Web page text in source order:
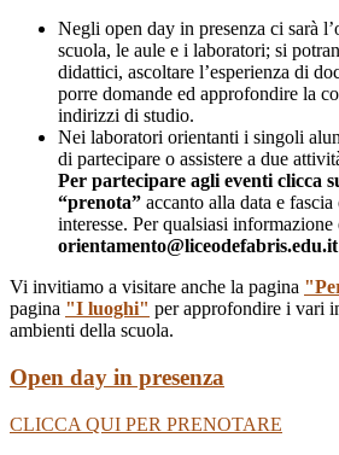
Negli open day in presenza ci sarà
scuola, le aule e i laboratori; si
didattici, ascoltare l’esperienza di
porre domande ed approfondire la
indirizzi di studio.
Nei laboratori orientanti i singoli
di partecipare o assistere a due
Per partecipare agli eventi clicca
“prenota” accanto alla data e
interesse. Per qualsiasi
orientamento@liceodefabris.edu.it
Vi invitiamo a visitare anche la pagina
pagina "I luoghi" perapprofondire i vari
ambienti della scuola.
Open day in presenza
CLICCA QUI PER PRENOTARE